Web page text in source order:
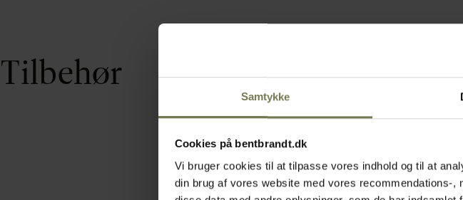
Samtykke
Cookies på bentbrandt.dk
Vi bruger cookies til at tilpasse vores indhold og til at
din brug af vores website med vores recommendations-
Tilbehør